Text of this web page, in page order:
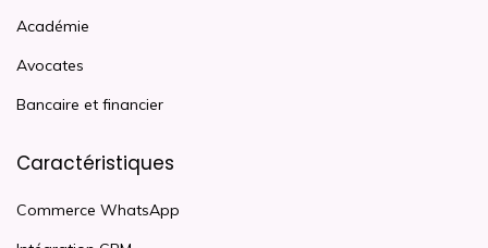
Académie
Avocates
Bancaire et financier
Caractéristiques
Commerce WhatsApp